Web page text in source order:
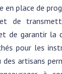
en place de
de
de garantir la
pour les
des artisans